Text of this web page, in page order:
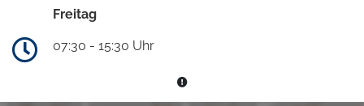
Freitag
07:30 - 15:30 Uhr